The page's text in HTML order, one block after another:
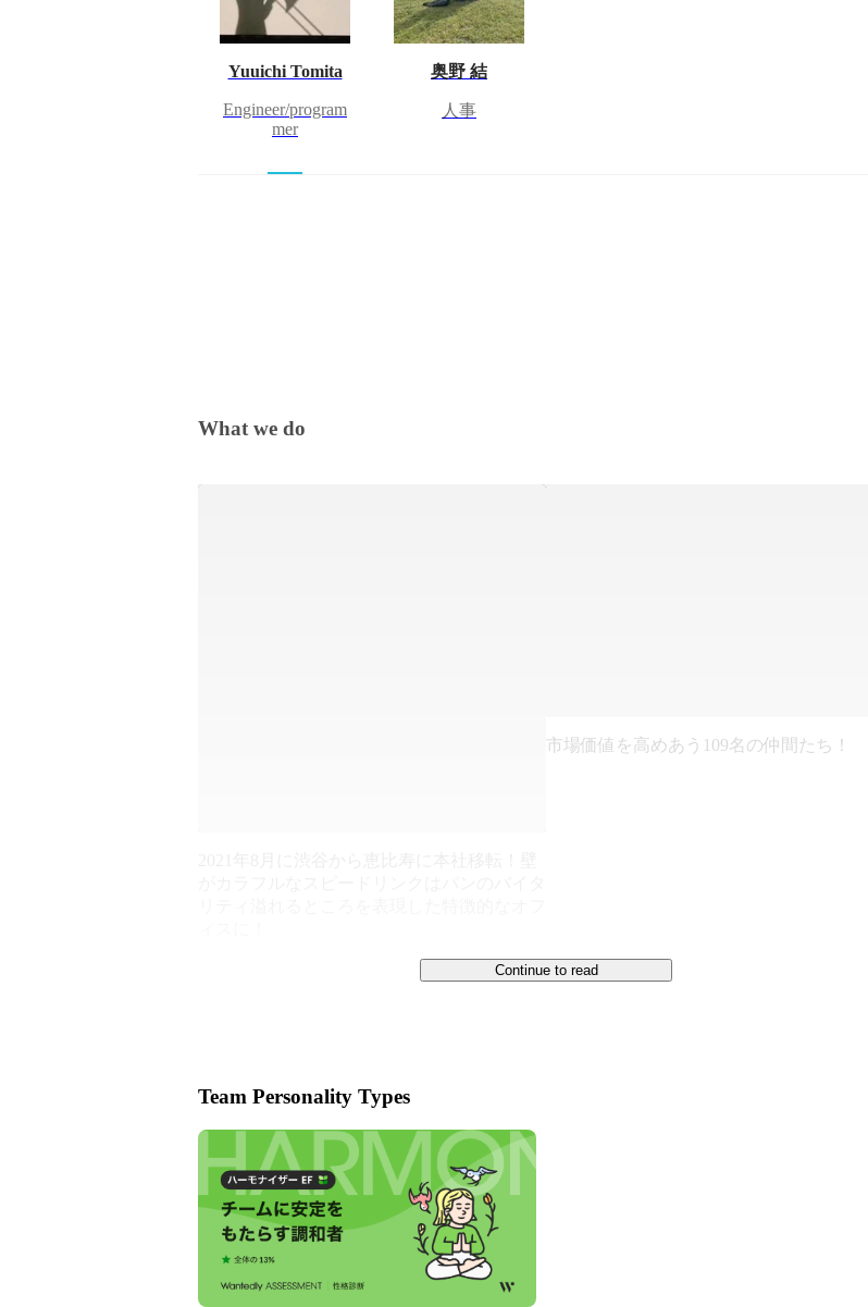
Yuuichi Tomita
Engineer/program
mer
奥野 結
人事
What we do
市場価値を高めあう109名の仲間たち！
代表の西田は7児の父であるところから、特に教育には熱い想いをもっており、
未経験からのエンジニア育成や教育事業に力を入れています。
ビジョンは【人材輩出会社】です。
長年の教育ノウハウや実績を活かして、未経験からシステムエンジニアを輩出すること
で、
Continue to read
Team Personality Types